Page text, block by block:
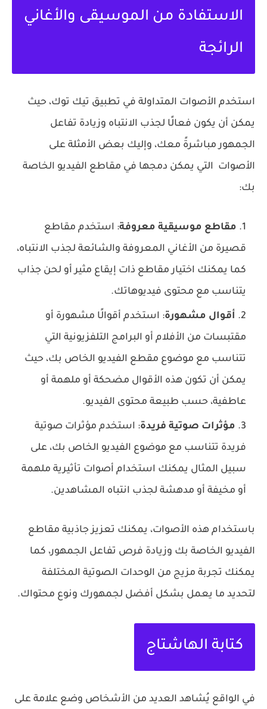
الاستفادة من الموسيقى والأغاني
الرائجة
استخدم الأصوات المتداولة في تطبيق تيك توك، حيث
يمكن أن يكون فعالًا لجذب الانتباه وزيادة تفاعل
الجمهور مباشرةً معك، وإليك بعض الأمثلة على
الأصوات التي يمكن دمجها في مقاطع الفيديو الخاصة
بك:
مقاطع موسيقية معروفة: استخدم مقاطع
قصيرة من الأغاني المعروفة والشائعة لجذب الانتباه،
كما يمكنك اختيار مقاطع ذات إيقاع مثير أو لحن جذاب
يتناسب مع محتوى فيديوهاتك.
أقوال مشهورة: استخدم أقوالًا مشهورة أو
مقتبسات من الأفلام أو البرامج التلفزيونية التي
تتناسب مع موضوع مقطع الفيديو الخاص بك، حيث
يمكن أن تكون هذه الأقوال مضحكة أو ملهمة أو
عاطفية، حسب طبيعة محتوى الفيديو.
مؤثرات صوتية فريدة: استخدم مؤثرات صوتية
فريدة تتناسب مع موضوع الفيديو الخاص بك، على
سبيل المثال يمكنك استخدام أصوات تأثيرية ملهمة
أو مخيفة أو مدهشة لجذب انتباه المشاهدين.
باستخدام هذه الأصوات، يمكنك تعزيز جاذبية مقاطع
الفيديو الخاصة بك وزيادة فرص تفاعل الجمهور، كما
يمكنك تجربة مزيج من الوحدات الصوتية المختلفة
لتحديد ما يعمل بشكل أفضل لجمهورك ونوع محتواك.
كتابة الهاشتاج
في الواقع يُشاهد العديد من الأشخاص وضع علامة على